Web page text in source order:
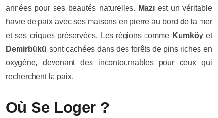
années pour ses beautés naturelles. Mazıest un véritable
havre de paix avec ses maisons en pierre au bord de la mer
et ses criques préservées. Les régions comme Kumköyet
Demirbükü sont cachées dans des forêts de pins riches en
oxygène, devenant des incontournables pour ceux qui
recherchent la paix.
Où Se Loger ?